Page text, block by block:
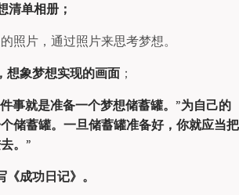
清单相册；
照片，通过照片来思考梦想。
想象梦想实现的画面 ；
事就是准备一个梦想储蓄罐。”为自己的
储蓄罐。一旦储蓄罐准备好，你就应当把
。”
成功日记》。